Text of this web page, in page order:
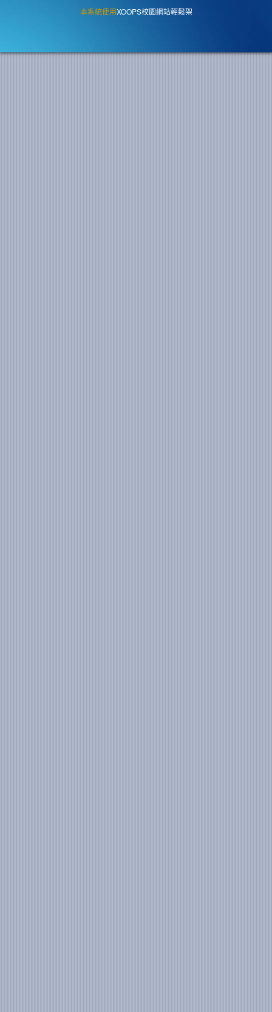
本系統使用XOOPS校園網站輕鬆架